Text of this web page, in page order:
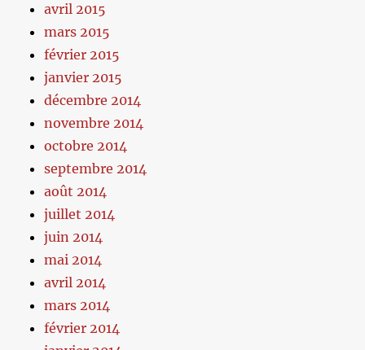
avril 2015
mars 2015
février 2015
janvier 2015
décembre 2014
novembre 2014
octobre 2014
septembre 2014
août 2014
juillet 2014
juin 2014
mai 2014
avril 2014
mars 2014
février 2014